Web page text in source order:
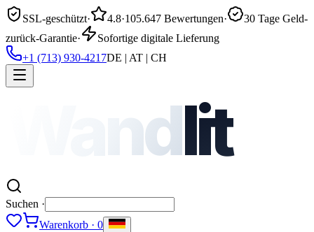
SSL-geschützt· 4.8·105.647 Bewertungen·
30 Tage Geld-
zurück-Garantie·
Sofortige digitale Lieferung
+1 (713) 930-4217DE | AT | CH
Wandlit
Suchen ·
Warenkorb · 0